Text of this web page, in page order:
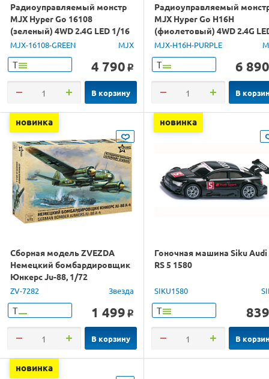
Радиоуправляемый монстр
MJX Hyper Go 16108
(зеленый) 4WD 2.4G LED 1/16
RTR
MJX-16108-GREEN MJX
Т 4 790 o
В корзину
Радиоуправляемый
MJX Hyper Go H16H
(фиолетовый) 4WD 2.4G
GPS 1/16 RTR
MJX-H16H-PURPLE
Т 6 890
В
новинка
Сборная модель ZVEZDA
Немецкий бомбардировщик
Юнкерс Ju-88, 1/72
ZV-7282 Звезда
Т 1 499 o
В корзину
новинка
Гоночная машина Siku Audi
RS 5 1580
SIKU1580
Т 839
В
новинка